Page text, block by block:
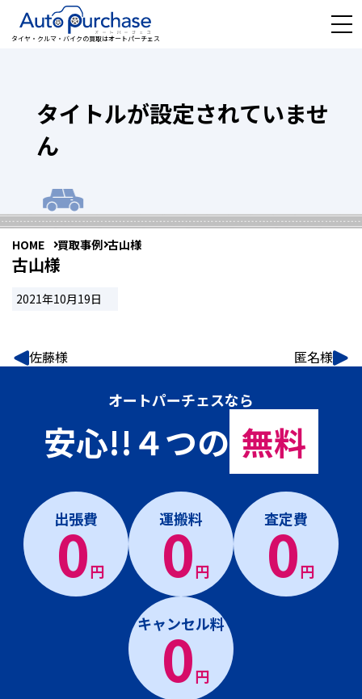
タイヤ・クルマ・バイクの買取はオートパーチェス
タイトルが設定されていませ
ん
HOME 買取事例 古山様
古山様
2021年10月19日
佐藤様 匿名様
オートパーチェスなら
安心!!４つの 無料
出張費
0円
運搬料
0円
査定費
0円
キャンセル料
0円